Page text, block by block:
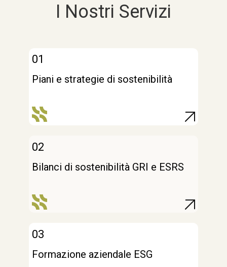
I Nostri Servizi
01
Piani e strategie di sostenibilità
02
Bilanci di sostenibilità GRI e ESRS
03
Formazione aziendale ESG